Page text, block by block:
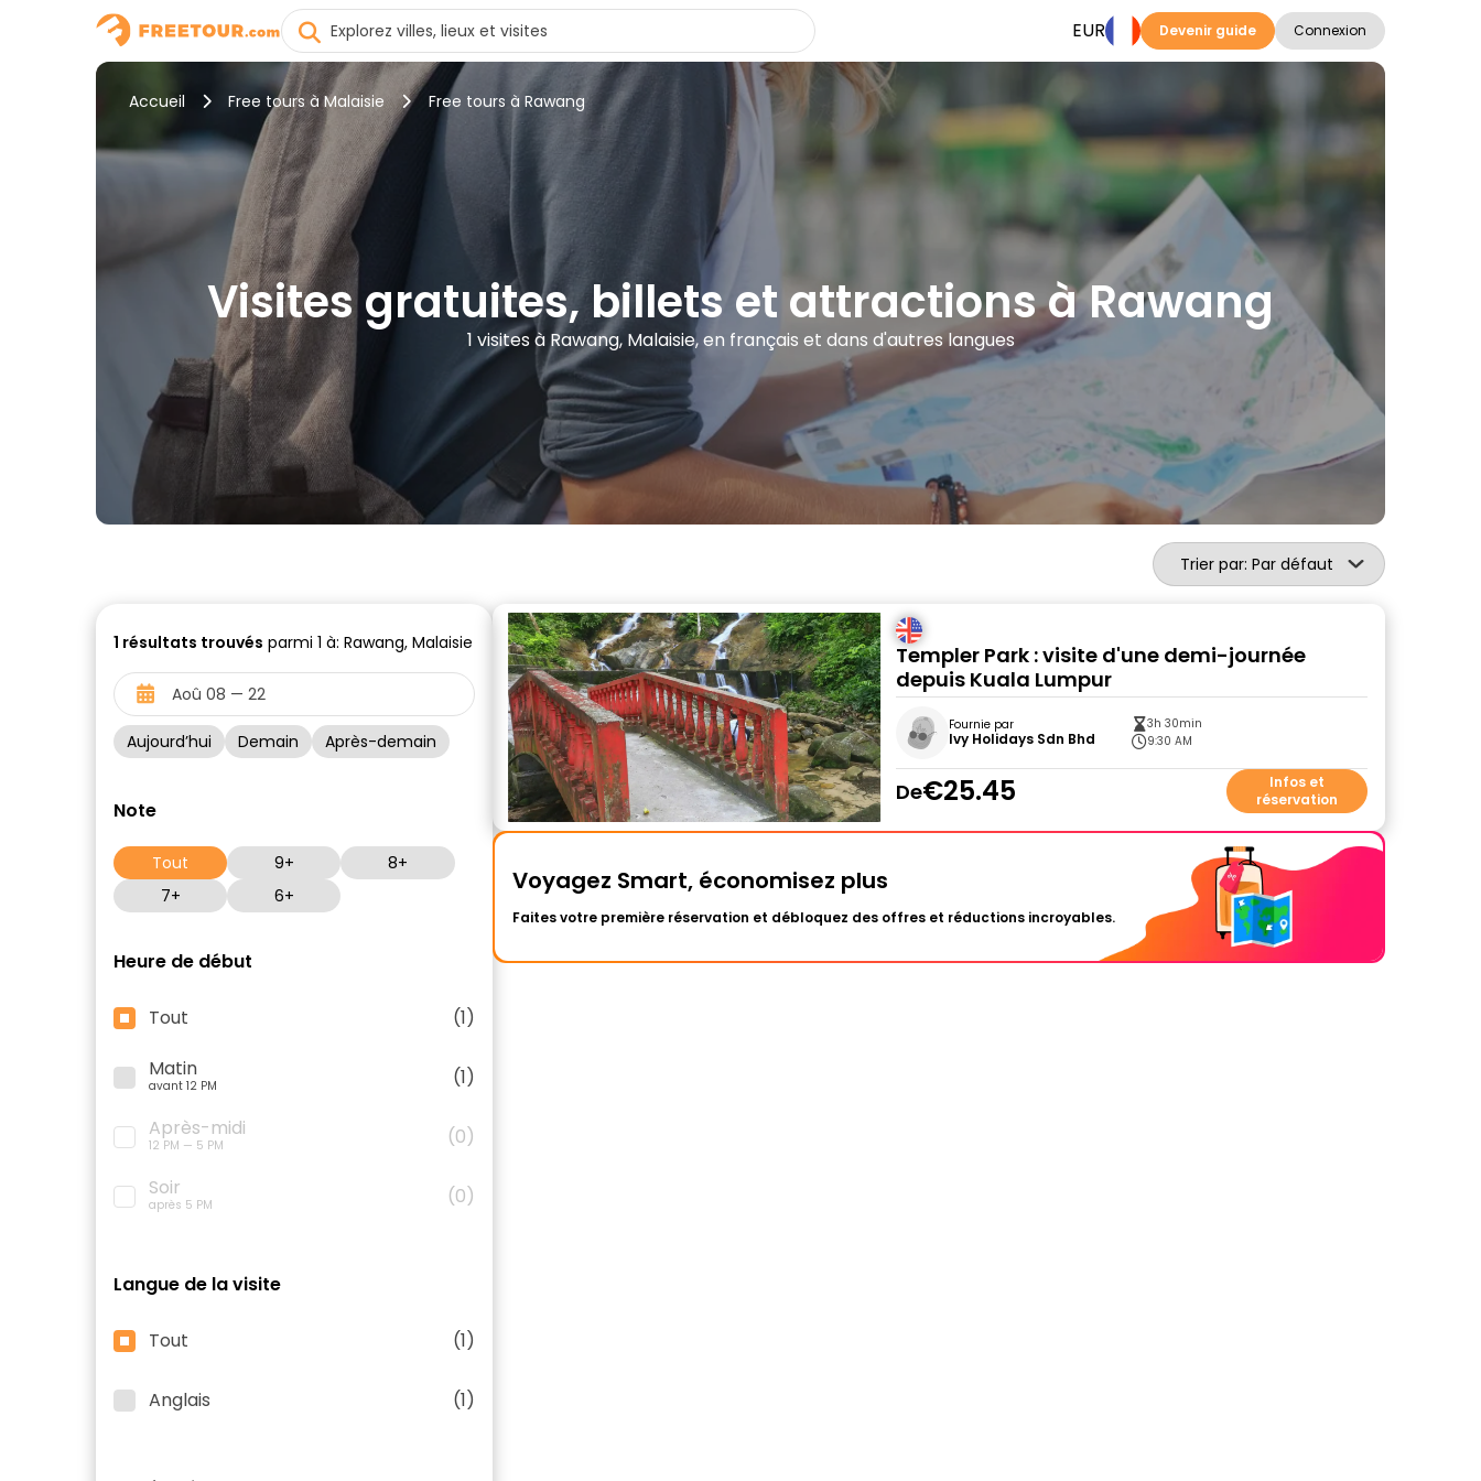
EUR Devenir guide Connexion
Accueil Free tours à Malaisie Free tours à Rawang
Visites gratuites, billets et attractions à Rawang
1 visites à Rawang, Malaisie, en français et dans d'autres langues
Trier par: Par défaut
1 résultats trouvés parmi 1 à: Rawang, Malaisie
Aujourd’hui Demain Après-demain
Note
Tout 9+
8+
7+
6+
Heure de début
Tout
(1)
Matin
avant 12 PM
(1)
Après-midi
12 PM — 5 PM
(0)
Soir
après 5 PM (0)
Langue de la visite
Tout (1)
Anglais (1)
Templer Park : visite d'une demi-journée
depuis Kuala Lumpur
Fournie par
Ivy Holidays Sdn Bhd
3h 30min
9:30 AM
De€25.45
Infos et
réservation
Voyagez Smart, économisez plus
Faites votre première réservation et débloquez des offres et réductions incroyables.